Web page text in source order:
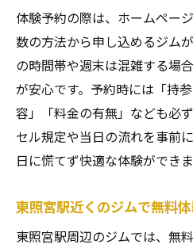
仙台ジム初心者体験
ジム体験後に入会を
仙台ジム体験後のサ
体験予約の際は、ホームペー
数の方法から申し込めるジム
の時間帯や週末は混雑する場
が安心です。予約時には「持
容」「料金の有無」なども必
セル規定や当日の流れを事前
日に慌てず快適な体験ができま
東照宮駅近くのジムで無料
東照宮駅周辺のジムでは、無